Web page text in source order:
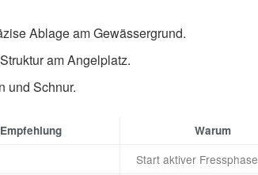
Ablage am Gewässergrund.
am Angelplatz.
und Schnur.
Empfehlung Warum
Start aktiver Fressphase